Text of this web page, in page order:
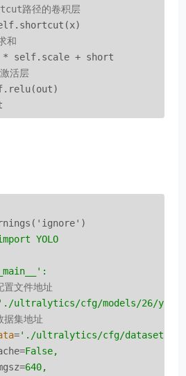
路径的卷积层
和
self.scale + short
活层
YOLO
文件地址
ultralytics/cfg/models/26/
集地址
='./ultralytics/cfg/datasets/
=False,
=640,